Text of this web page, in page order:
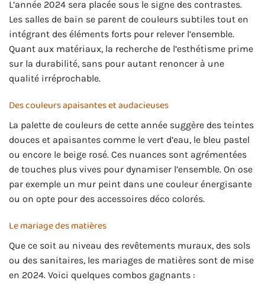
L’année 2024 sera placée sous le signe des contrastes.
Les salles de bain se parent de couleurs subtiles tout en
intégrant des éléments forts pour relever l’ensemble.
Quant aux matériaux, la recherche de l’esthétisme prime
sur la durabilité, sans pour autant renoncer à une
qualité irréprochable.
Des couleurs apaisantes et audacieuses
La palette de couleurs de cette année suggère des teintes
douces et apaisantes comme le vert d’eau, le bleu pastel
ou encore le beige rosé. Ces nuances sont agrémentées
de touches plus vives pour dynamiser l’ensemble. On ose
par exemple un mur peint dans une couleur énergisante
ou on opte pour des accessoires déco colorés.
Le mariage des matières
Que ce soit au niveau des revêtements muraux, des sols
ou des sanitaires, les mariages de matières sont de mise
en 2024. Voici quelques combos gagnants :